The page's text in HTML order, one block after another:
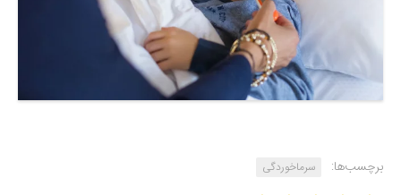
برچسب‌ها: سرماخوردگی